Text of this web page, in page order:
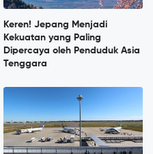
Keren! Jepang Menjadi
Kekuatan yang Paling
Dipercaya oleh Penduduk Asia
Tenggara